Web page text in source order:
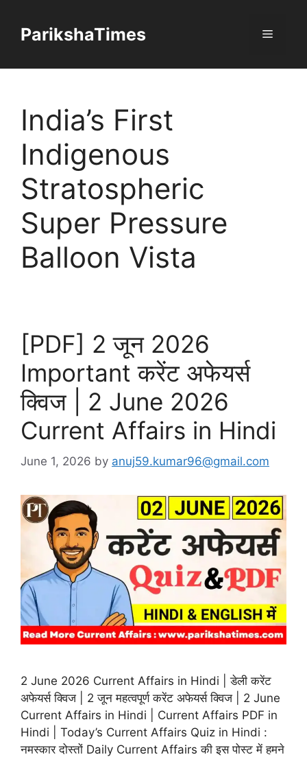
contentParikshaTimes Menu
India’s First
Indigenous
Stratospheric
Super Pressure
Balloon Vista
[PDF] 2 जून 2026
Important करेंट अफेयर्स
क्विज | 2 June 2026
Current Affairs in Hindi
June 1, 2026 by anuj59.kumar96@gmail.com
2 June 2026 Current Affairs in Hindi | डेली करेंट
अफेयर्स क्विज | 2 जून महत्वपूर्ण करेंट अफेयर्स क्विज | 2 June
Current Affairs in Hindi | Current Affairs PDF in
Hindi | Today’s Current Affairs Quiz in Hindi :
नमस्कार दोस्तों Daily Current Affairs की इस पोस्ट में हमने